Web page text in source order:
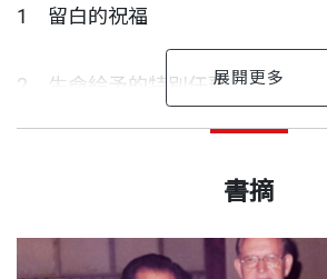
1 留白的祝福
2 生命給予的特別任務
政大新聞系畢業，英國蘇格蘭史特
書號 BGH199
書摘